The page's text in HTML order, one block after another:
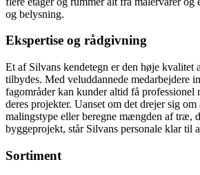
og belysning.
Ekspertise og rådgivning
Et af Silvans kendetegn er den høje kvalitet
tilbydes. Med veluddannede medarbejdere
fagområder kan kunder altid få
deres projekter. Uanset om det drejer sig
malingstype eller beregne mængden af træ,
byggeprojekt, står Silvans personale klar til
Sortiment